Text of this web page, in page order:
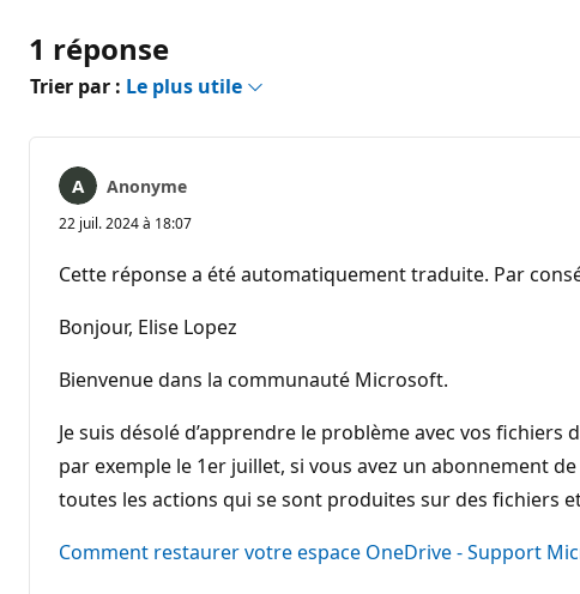
1 réponse
Trier par : Le plus utile
Anonyme
22 juil. 2024 à 18:07
Cette réponse a été automatiquement traduite. Par
Bonjour, Elise Lopez
Bienvenue dans la communauté Microsoft.
Je suis désolé d’apprendre le problème avec vos
par exemple le 1er juillet, si vous avez un abonnement
toutes les actions qui se sont produites sur des fichiers
Comment restaurer votre espace OneDrive - Support